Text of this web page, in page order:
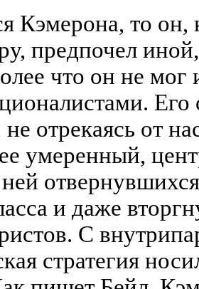
Кэмерона, то он,
предпочел
что он не мог
Его
отрекаясь от
умеренный,
и даже
С
стратегия